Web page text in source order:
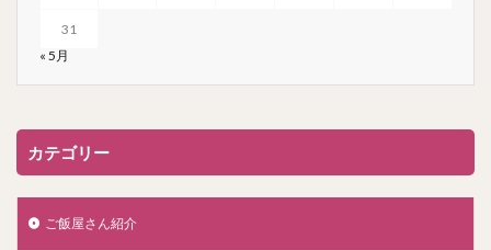
31
« 5月
カテゴリー
ご飯屋さん紹介